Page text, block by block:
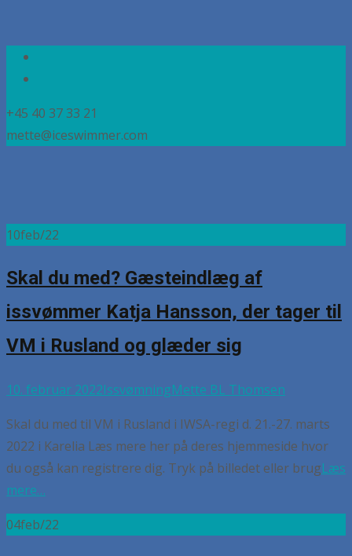
+45 40 37 33 21
mette@iceswimmer.com
10feb/22
Skal du med? Gæsteindlæg af
issvømmer Katja Hansson, der tager til
VM i Rusland og glæder sig
10. februar 2022IssvømningMette BL Thomsen
Skal du med til VM i Rusland i IWSA-regi d. 21.-27. marts
2022 i Karelia Læs mere her på deres hjemmeside hvor
du også kan registrere dig. Tryk på billedet eller brugLæs
mere…
04feb/22